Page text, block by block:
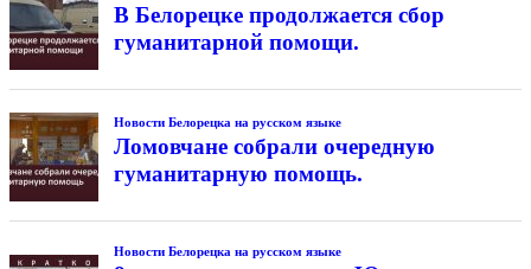
В Белорецке продолжается сбор
гуманитарной помощи.
Новости Белорецка на русском языке
Ломовчане собрали очередную
гуманитарную помощь.
Новости Белорецка на русском языке